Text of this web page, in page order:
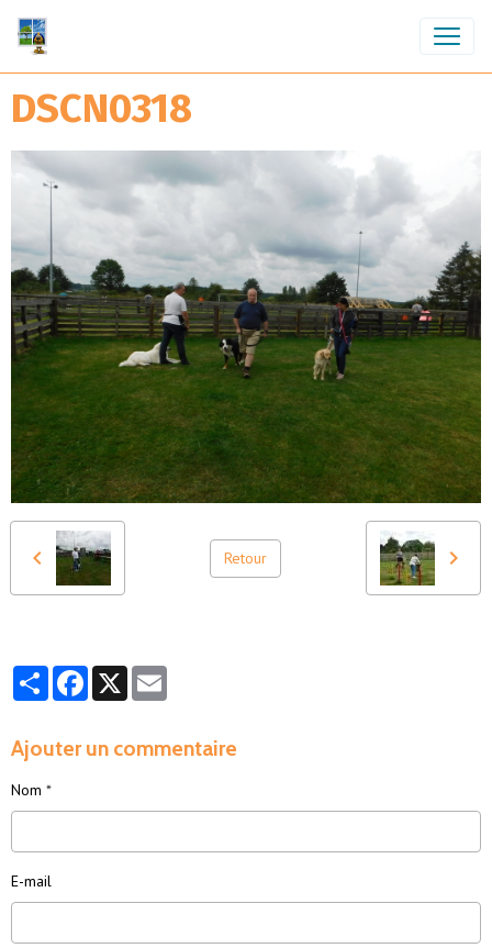
DSCN0318
Retour
PartagerFacebook
X
Ajouter un commentaire
Nom
E-mail